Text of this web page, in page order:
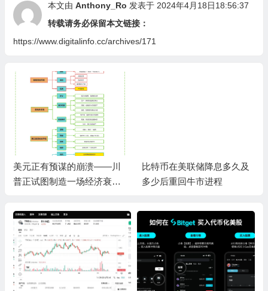
本文由 Anthony_Ro 发表于 2024年4月18日18:56:37
转载请务必保留本文链接：
https://www.digitalinfo.cc/archives/171
美元正有预谋的崩溃——川
普正试图制造一场经济衰
比特币在美联储降息多久及
多少后重回牛市进程